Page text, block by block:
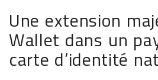
Une extension
Wallet dans un
carte d’identité